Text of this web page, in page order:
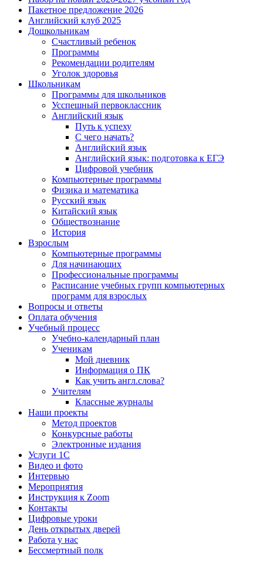
Пакетное предложение 2026
Английский клуб 2025
Дошкольникам
Счастливый ребенок
Программы
Рекомендации родителям
Уголок здоровья
Школьникам
Программы для школьников
Усспешный первоклассник
Английский язык
Путь к успеху
С чего начать?
Английский язык
Английский язык: подготовка к ЕГЭ
Цифровой учебник
Компьютерные программы
Физика и математика
Русский язык
Китайский язык
Обществознание
История
Взрослым
Компьютерные программы
Для начинающих
Профессиональные программы
Расписание учебных групп компьютерных
программ для взрослых
Вопросы и ответы
Оплата обучения
Учебный процесс
Учебно-календарный план
Ученикам
Мой дневник
Информация о ПК
Как учить англ.слова?
Учителям
Классные журналы
Наши проекты
Метод проектов
Конкурсные работы
Электронные издания
Услуги 1C
Видео и фото
Интервью
Мероприятия
Инструкция к Zoom
Контакты
Цифровые уроки
День открытых дверей
Работа у нас
Бессмертный полк